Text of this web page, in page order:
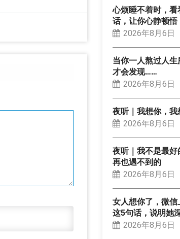
心烦睡不着时，看
话，让你心静顿悟
2026年8月6日
当你一人熬过人生
才会发现……
2026年8月6日
夜听｜我想你，我
2026年8月6日
夜听｜我不是最好
再也遇不到的
2026年8月6日
女人想你了，微信
这5句话，说明她
2026年8月6日